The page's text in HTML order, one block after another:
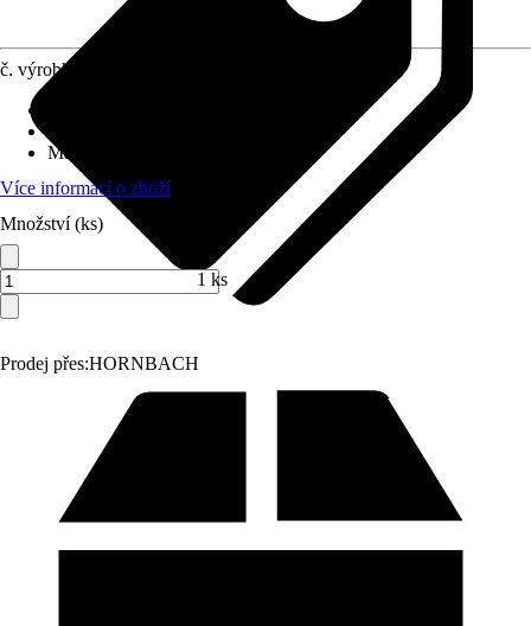
Prodej přes:HORNBACH
č. výrobku
Materiál
Více informací o zboží
Množství (ks)
1 ks